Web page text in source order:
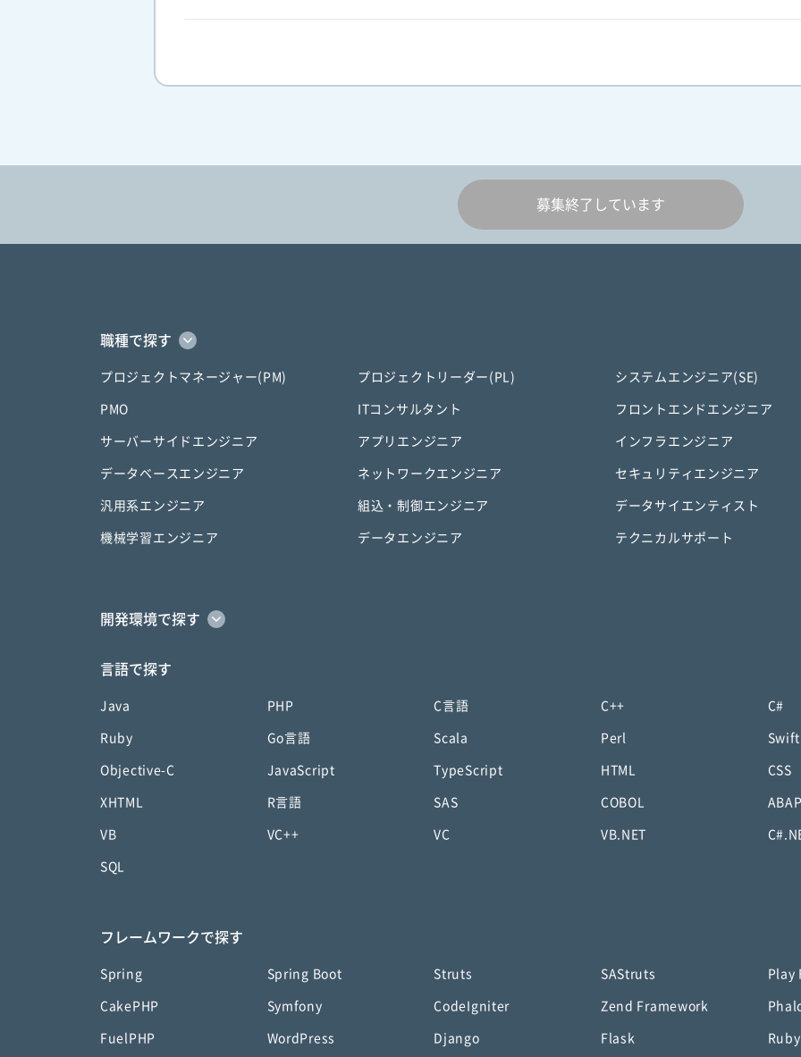
募集終了しています
職種で探す
プロジェクトマネージャー(PM) プロジェクトリーダー(PL) システムエンジニア(SE)
PMO ITコンサルタント フロントエンドエンジニア
サーバーサイドエンジニア アプリエンジニア インフラエンジニア
データベースエンジニア ネットワークエンジニア セキュリティエンジニア
汎用系エンジニア 組込・制御エンジニア データサイエンティスト
機械学習エンジニア データエンジニア テクニカルサポート
開発環境で探す
言語で探す
Java PHP C言語 C++ C#
Ruby Go言語 Scala Perl Swift
Objective-C JavaScript TypeScript HTML CSS
XHTML R言語 SAS COBOL ABAP
VB VC++ VC VB.NET
SQL
フレームワークで探す
Spring Spring Boot Struts SAStruts Play
CakePHP Symfony CodeIgniter Zend Framework
FuelPHP WordPress Django Flask